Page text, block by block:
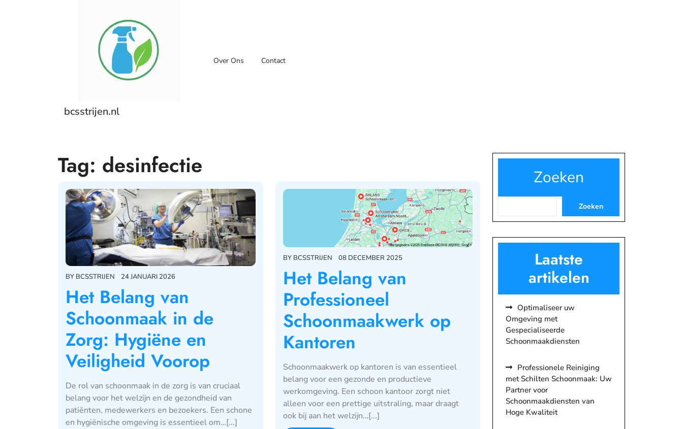
bcsstrijen.nl
Over Ons Contact
Tag: desinfectie
BY BCSSTRIJEN 24 JANUARI 2026
Het Belang van
Schoonmaak in de
Zorg: Hygiëne en
Veiligheid Voorop
De rol van schoonmaak in de zorg is van cruciaal
belang voor het welzijn en de gezondheid van
patiënten, medewerkers en bezoekers. Een schone
en hygiënische omgeving is essentieel om…[...]
BY BCSSTRIJEN 08 DECEMBER 2025
Het Belang van
Professioneel
Schoonmaakwerk op
Kantoren
Schoonmaakwerk op kantoren is van essentieel
belang voor een gezonde en productieve
werkomgeving. Een schoon kantoor zorgt niet
alleen voor een prettige uitstraling, maar draagt
ook bij aan het welzijn…[...]
Zoeken
Zoeken
Laatste
artikelen
Optimaliseer uw
Omgeving met
Gespecialiseerde
Schoonmaakdiensten
Professionele Reiniging
met Schilten Schoonmaak: Uw
Partner voor
Schoonmaakdiensten van
Hoge Kwaliteit